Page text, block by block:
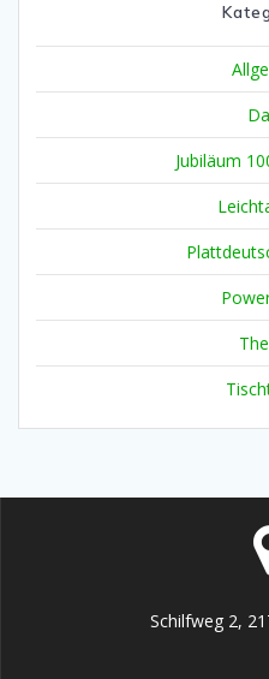
Jubiläum
Schilfweg 2,